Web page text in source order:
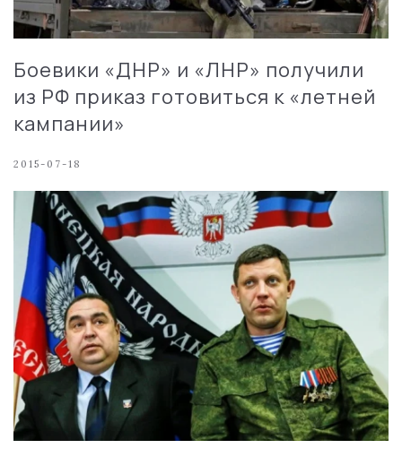
Боевики «ДНР» и «ЛНР» получили
из РФ приказ готовиться к «летней
кампании»
2015-07-18